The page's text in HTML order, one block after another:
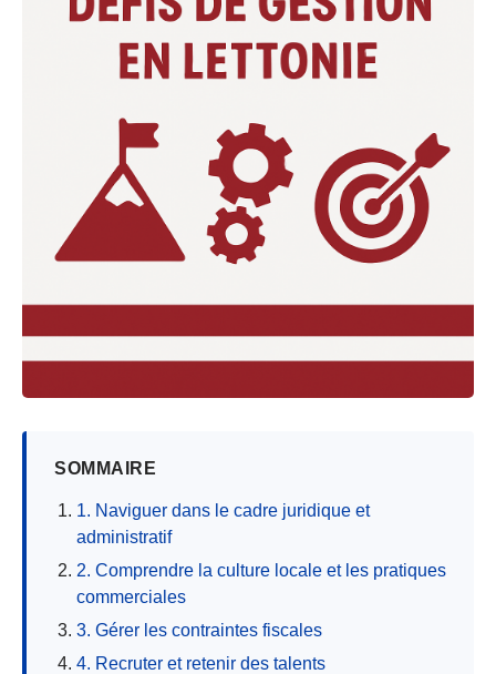
SOMMAIRE
1. Naviguer dans le cadre juridique et
administratif
2. Comprendre la culture locale et les pratiques
commerciales
3. Gérer les contraintes fiscales
4. Recruter et retenir des talents